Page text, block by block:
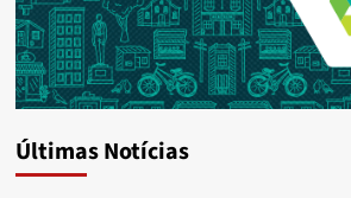
Últimas Notícias